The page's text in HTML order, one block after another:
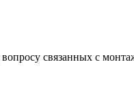
связанных с